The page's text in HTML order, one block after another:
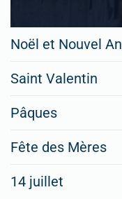
Noël et Nouvel An
Saint Valentin
Pâques
Fête des Mères
14 juillet